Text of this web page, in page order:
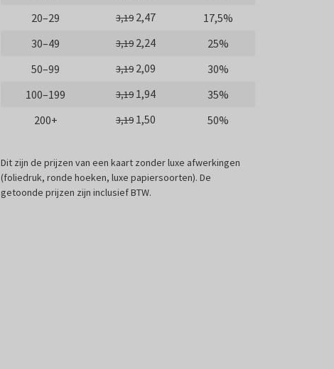
20–29
3,19 2,47
17,5%
30–49
3,19 2,24
25%
50–99
3,19 2,09
30%
100–199
3,19 1,94
35%
200+
3,19 1,50 50%
Dit zijn de prijzen van een kaart zonder luxe afwerkingen
(foliedruk, ronde hoeken, luxe papiersoorten). De
getoonde prijzen zijn inclusief BTW.